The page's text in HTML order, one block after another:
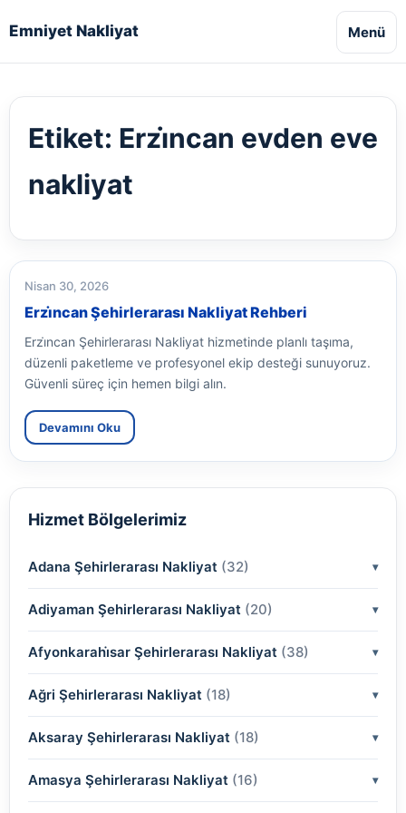
Emniyet Nakliyat Menü
Etiket: Erzi̇ncan evden eve
nakliyat
Nisan 30, 2026
Erzi̇ncan Şehirlerarası Nakliyat Rehberi
Erzi̇ncan Şehirlerarası Nakliyat hizmetinde planlı taşıma,
düzenli paketleme ve profesyonel ekip desteği sunuyoruz.
Güvenli süreç için hemen bilgi alın.
Devamını Oku
Hizmet Bölgelerimiz
Adana Şehirlerarası Nakliyat (32)
(2)
(2)
(2)
(2)
(2)
Adiyaman Şehirlerarası Nakliyat (20)
(2)
(2)
(2)
(2)
Afyonkarahi̇sar Şehirlerarası Nakliyat (38)
(2)
(2)
(2)
Ağri Şehirlerarası Nakliyat (18)
(2)
(2)
Aksaray Şehirlerarası Nakliyat (18)
(2)
Amasya Şehirlerarası Nakliyat (16)